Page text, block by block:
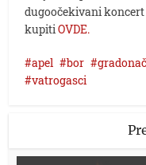
dugoočekivani koncert
kupiti OVDE.
apel bor
vatrogasci